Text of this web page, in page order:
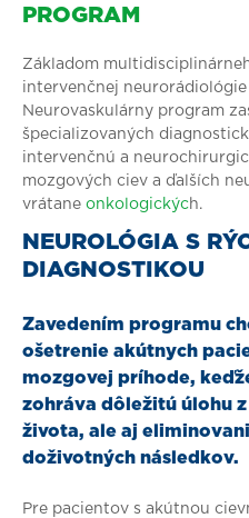
PROGRAM
Základom
intervenčnej
Neurovaskulárny program
špecializovaných
intervenčnú a
mozgových ciev a ďalších
vrátane onkologických.
NEUROLÓGIA S
DIAGNOSTIKOU
Zavedením programu
ošetrenie akútnych
mozgovej príhode,
zohráva dôležitú úlohu
života, ale aj
doživotných následkov.
Pre pacientov s akútnou